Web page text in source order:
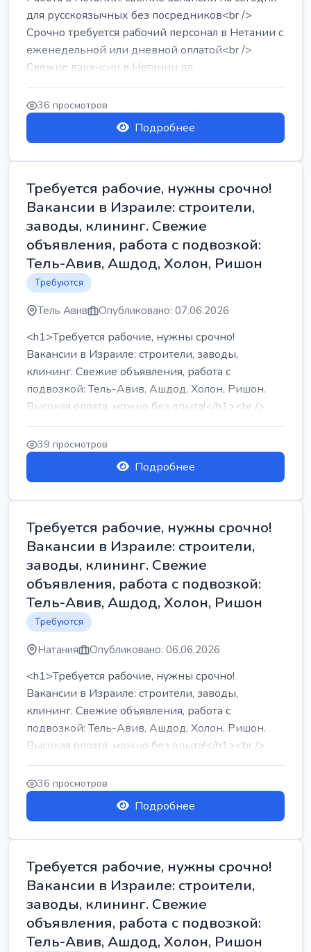
для русскоязычных без посредников<br />
Срочно требуется рабочий персонал в Нетании с
еженедельной или дневной оплатой<br />
Свежие вакансии в Нетании дл...
36 просмотров
Подробнее
Требуется рабочие, нужны срочно!
Вакансии в Израиле: строители,
заводы, клининг. Свежие
объявления, работа с подвозкой:
Тель-Авив, Ашдод, Холон, Ришон
Требуются
Тель Авив Опубликовано: 07.06.2026
<h1>Требуется рабочие, нужны срочно!
Вакансии в Израиле: строители, заводы,
клининг. Свежие объявления, работа с
подвозкой: Тель-Авив, Ашдод, Холон, Ришон.
Высокая оплата, можно без опыта!</h1><br />
...
39 просмотров
Подробнее
Требуется рабочие, нужны срочно!
Вакансии в Израиле: строители,
заводы, клининг. Свежие
объявления, работа с подвозкой:
Тель-Авив, Ашдод, Холон, Ришон
Требуются
Натания Опубликовано: 06.06.2026
<h1>Требуется рабочие, нужны срочно!
Вакансии в Израиле: строители, заводы,
клининг. Свежие объявления, работа с
подвозкой: Тель-Авив, Ашдод, Холон, Ришон.
Высокая оплата, можно без опыта!</h1><br />
...
36 просмотров
Подробнее
Требуется рабочие, нужны срочно!
Вакансии в Израиле: строители,
заводы, клининг. Свежие
объявления, работа с подвозкой:
Тель-Авив, Ашдод, Холон, Ришон